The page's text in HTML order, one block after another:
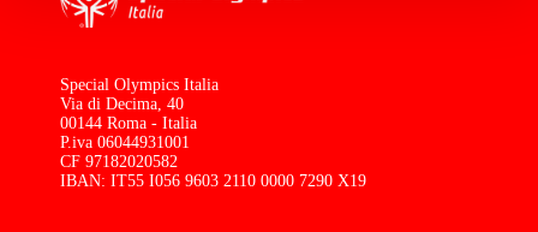
Special Olympics Italia
Via di Decima, 40
00144 Roma - Italia
P.iva 06044931001
CF 97182020582
IBAN: IT55 I056 9603 2110 0000 7290 X19